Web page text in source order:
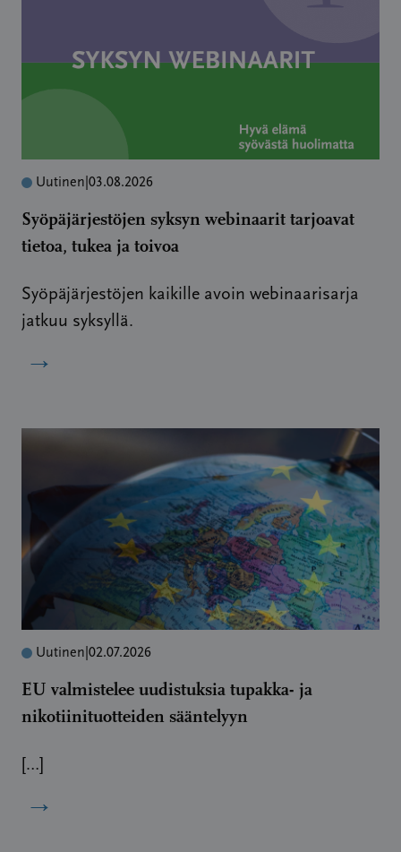
Uutinen 03.08.2026
Syöpäjärjestöjen syksyn webinaarit tarjoavat
tietoa, tukea ja toivoa
Syöpäjärjestöjen kaikille avoin webinaarisarja
jatkuu syksyllä.
→
Uutinen 02.07.2026
EU valmistelee uudistuksia tupakka- ja
nikotiinituotteiden sääntelyyn
[…]
→